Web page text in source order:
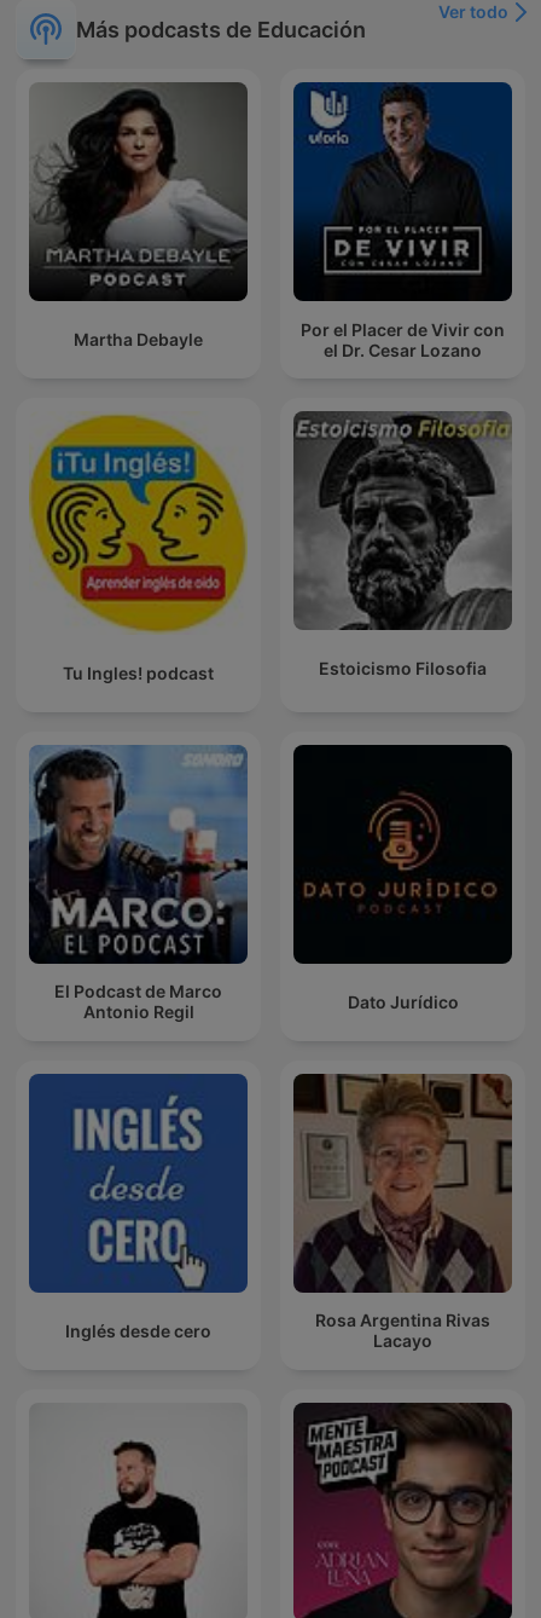
Más podcasts de Educación
Ver todo
Martha Debayle
Por el Placer de Vivir con
el Dr. Cesar Lozano
Tu Ingles! podcast Estoicismo Filosofia
El Podcast de Marco
Antonio Regil
Dato Jurídico
Inglés desde cero
Rosa Argentina Rivas
Lacayo